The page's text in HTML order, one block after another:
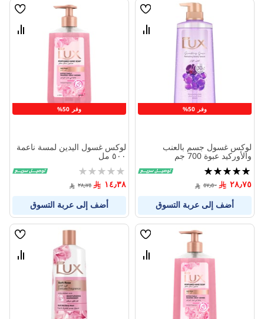
وفر 50%
قائمة
قارن
لوكس غسول جسم بالعنب
والأوركيد عبوة 700 جم
تقييم:
100%
٢٨٫٧٥ ٥٧٫٥٠
أضف إلى عربة التسوق
وفر 50%
قائمة
قارن
لوكس غسول اليدين لمسة ناعمة
٥٠٠ مل
Rating:
0%
١٤٫٣٨ ٢٨٫٧٥
أضف إلى عربة التسوق
قائمة
قارن
قائمة
قارن